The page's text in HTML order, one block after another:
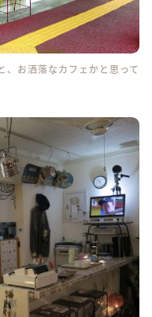
、お洒落なカフェかと思って